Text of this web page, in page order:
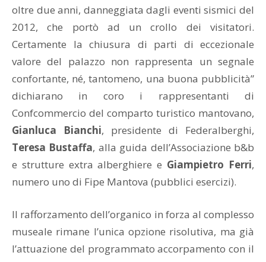
oltre due anni, danneggiata dagli eventi sismici del
2012, che portò ad un crollo dei visitatori.
Certamente la chiusura di parti di eccezionale
valore del palazzo non rappresenta un segnale
confortante, né, tantomeno, una buona pubblicità”
dichiarano in coro i rappresentanti di
Confcommercio del comparto turistico mantovano,
Gianluca Bianchi, presidente di Federalberghi,
Teresa Bustaffa, alla guida dell’Associazione b&b
e strutture extra alberghiere e Giampietro Ferri,
numero uno di Fipe Mantova (pubblici esercizi).
Il rafforzamento dell’organico in forza al complesso
museale rimane l’unica opzione risolutiva, ma già
l’attuazione del programmato accorpamento con il